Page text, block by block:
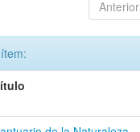
Anterior